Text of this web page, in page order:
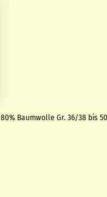
Baumwolle Gr. 36/38 bis